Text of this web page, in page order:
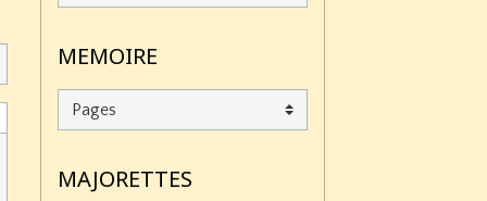
MEMOIRE
MAJORETTES